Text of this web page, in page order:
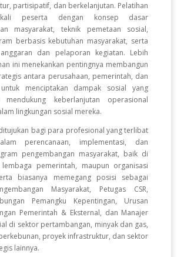
partisipatif, dan berkelanjutan. Pelatihan
peserta dengan konsep dasar
masyarakat, teknik pemetaan sosial,
berbasis kebutuhan masyarakat, serta
dan pelaporan kegiatan. Lebih
ini menekankan pentingnya membangun
antara perusahaan, pemerintah, dan
menciptakan dampak sosial yang
keberlanjutan operasional
lingkungan sosial mereka.
bagi para profesional yang terlibat
perencanaan, implementasi, dan
pengembangan masyarakat, baik di
lembaga pemerintah, maupun organisasi
biasanya memegang posisi sebagai
Masyarakat, Petugas CSR,
Pemangku Kepentingan, Urusan
Pemerintah & Eksternal, dan Manajer
di sektor pertambangan, minyak dan gas,
proyek infrastruktur, dan sektor
lainnya.